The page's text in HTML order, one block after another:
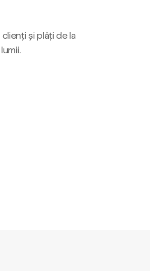
clienți și plăți de la